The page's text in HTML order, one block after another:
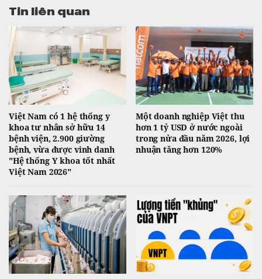
Tin liên quan
Việt Nam có 1 hệ thống y
khoa tư nhân sở hữu 14
bệnh viện, 2.900 giường
bệnh, vừa được vinh danh
"Hệ thống Y khoa tốt nhất
Việt Nam 2026"
Một doanh nghiệp Việt thu
hơn 1 tỷ USD ở nước ngoài
trong nửa đầu năm 2026, lợi
nhuận tăng hơn 120%